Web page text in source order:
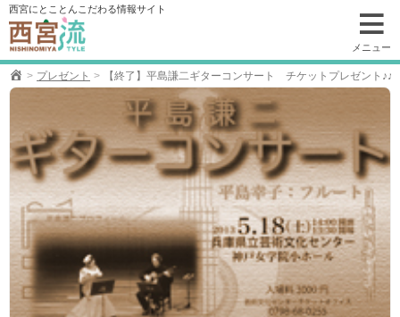
コ
ン
テ
ン
ツ
動
西宮にとことんこだわる情報サイト
メニュー
プレゼント 【終了】平島謙二ギターコンサート チケットプレゼント♪♪